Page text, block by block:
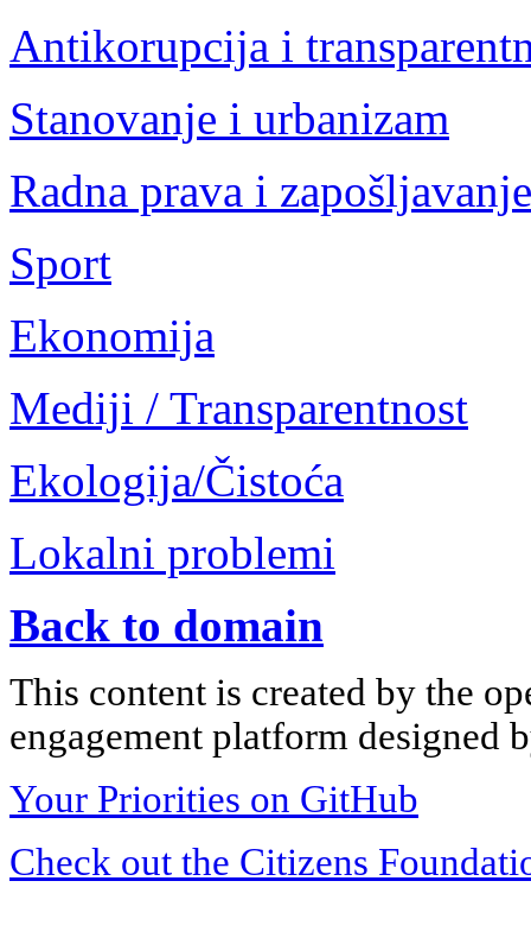
Antikorupcija i
Stanovanje i urbanizam
Radna prava i zapošljavanje
Sport
Ekonomija
Mediji / Transparentnost
Ekologija/Čistoća
Lokalni problemi
Back to domain
This content is created by the
engagement platform designed
Your Priorities on GitHub
Check out the Citizens